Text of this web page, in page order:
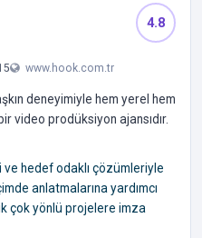
4.8
www.hook.com.tr
deneyimiyle hem yerel hem
video prodüksiyon ajansıdır.
ve hedef odaklı çözümleriyle
anlatmalarına yardımcı
çok yönlü projelere imza